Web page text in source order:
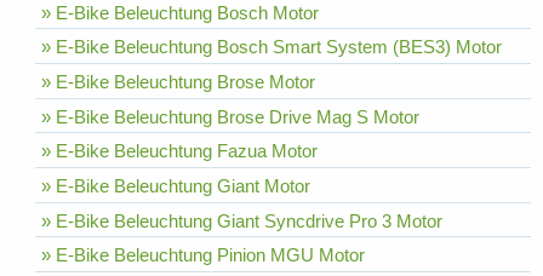
» E-Bike Beleuchtung Bosch Motor
» E-Bike Beleuchtung Bosch Smart System (BES3) Motor
» E-Bike Beleuchtung Brose Motor
» E-Bike Beleuchtung Brose Drive Mag S Motor
» E-Bike Beleuchtung Fazua Motor
» E-Bike Beleuchtung Giant Motor
» E-Bike Beleuchtung Giant Syncdrive Pro 3 Motor
» E-Bike Beleuchtung Pinion MGU Motor